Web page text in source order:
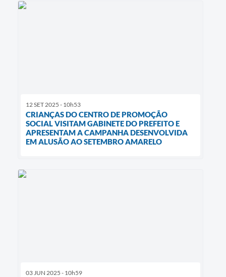
12 SET 2025 - 10h53
CRIANÇAS DO CENTRO DE PROMOÇÃO
SOCIAL VISITAM GABINETE DO PREFEITO E
APRESENTAM A CAMPANHA DESENVOLVIDA
EM ALUSÃO AO SETEMBRO AMARELO
03 JUN 2025 - 10h59